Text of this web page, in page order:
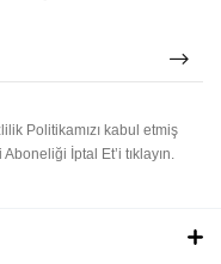
Politikamızı kabul etmiş
İptal Et’i tıklayın.